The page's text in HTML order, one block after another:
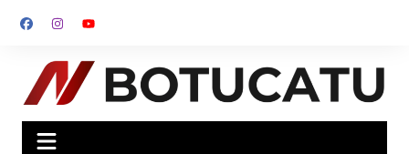
para
conteúdo